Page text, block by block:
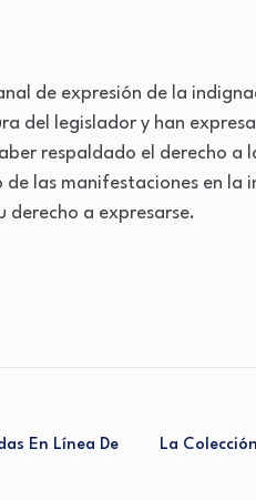
de expresión de la
del legislador y han
respaldado el derecho a
las manifestaciones en la
derecho a expresarse.
En Línea De
La